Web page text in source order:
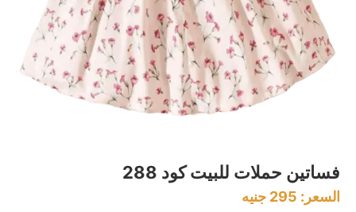
فساتين حملات للبيت كود 288
السعر: 295 جنيه